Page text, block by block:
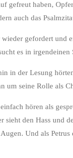
gefreut haben,
auch das
gefordert
es in
in der Lesung
um seine Rolle als
hören als
sieht den Hass und
Und als